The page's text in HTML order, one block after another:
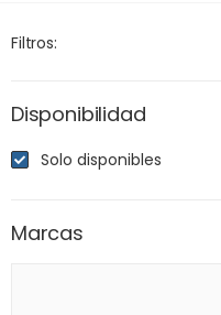
Filtros:
Disponibilidad
Solo disponibles
Marcas